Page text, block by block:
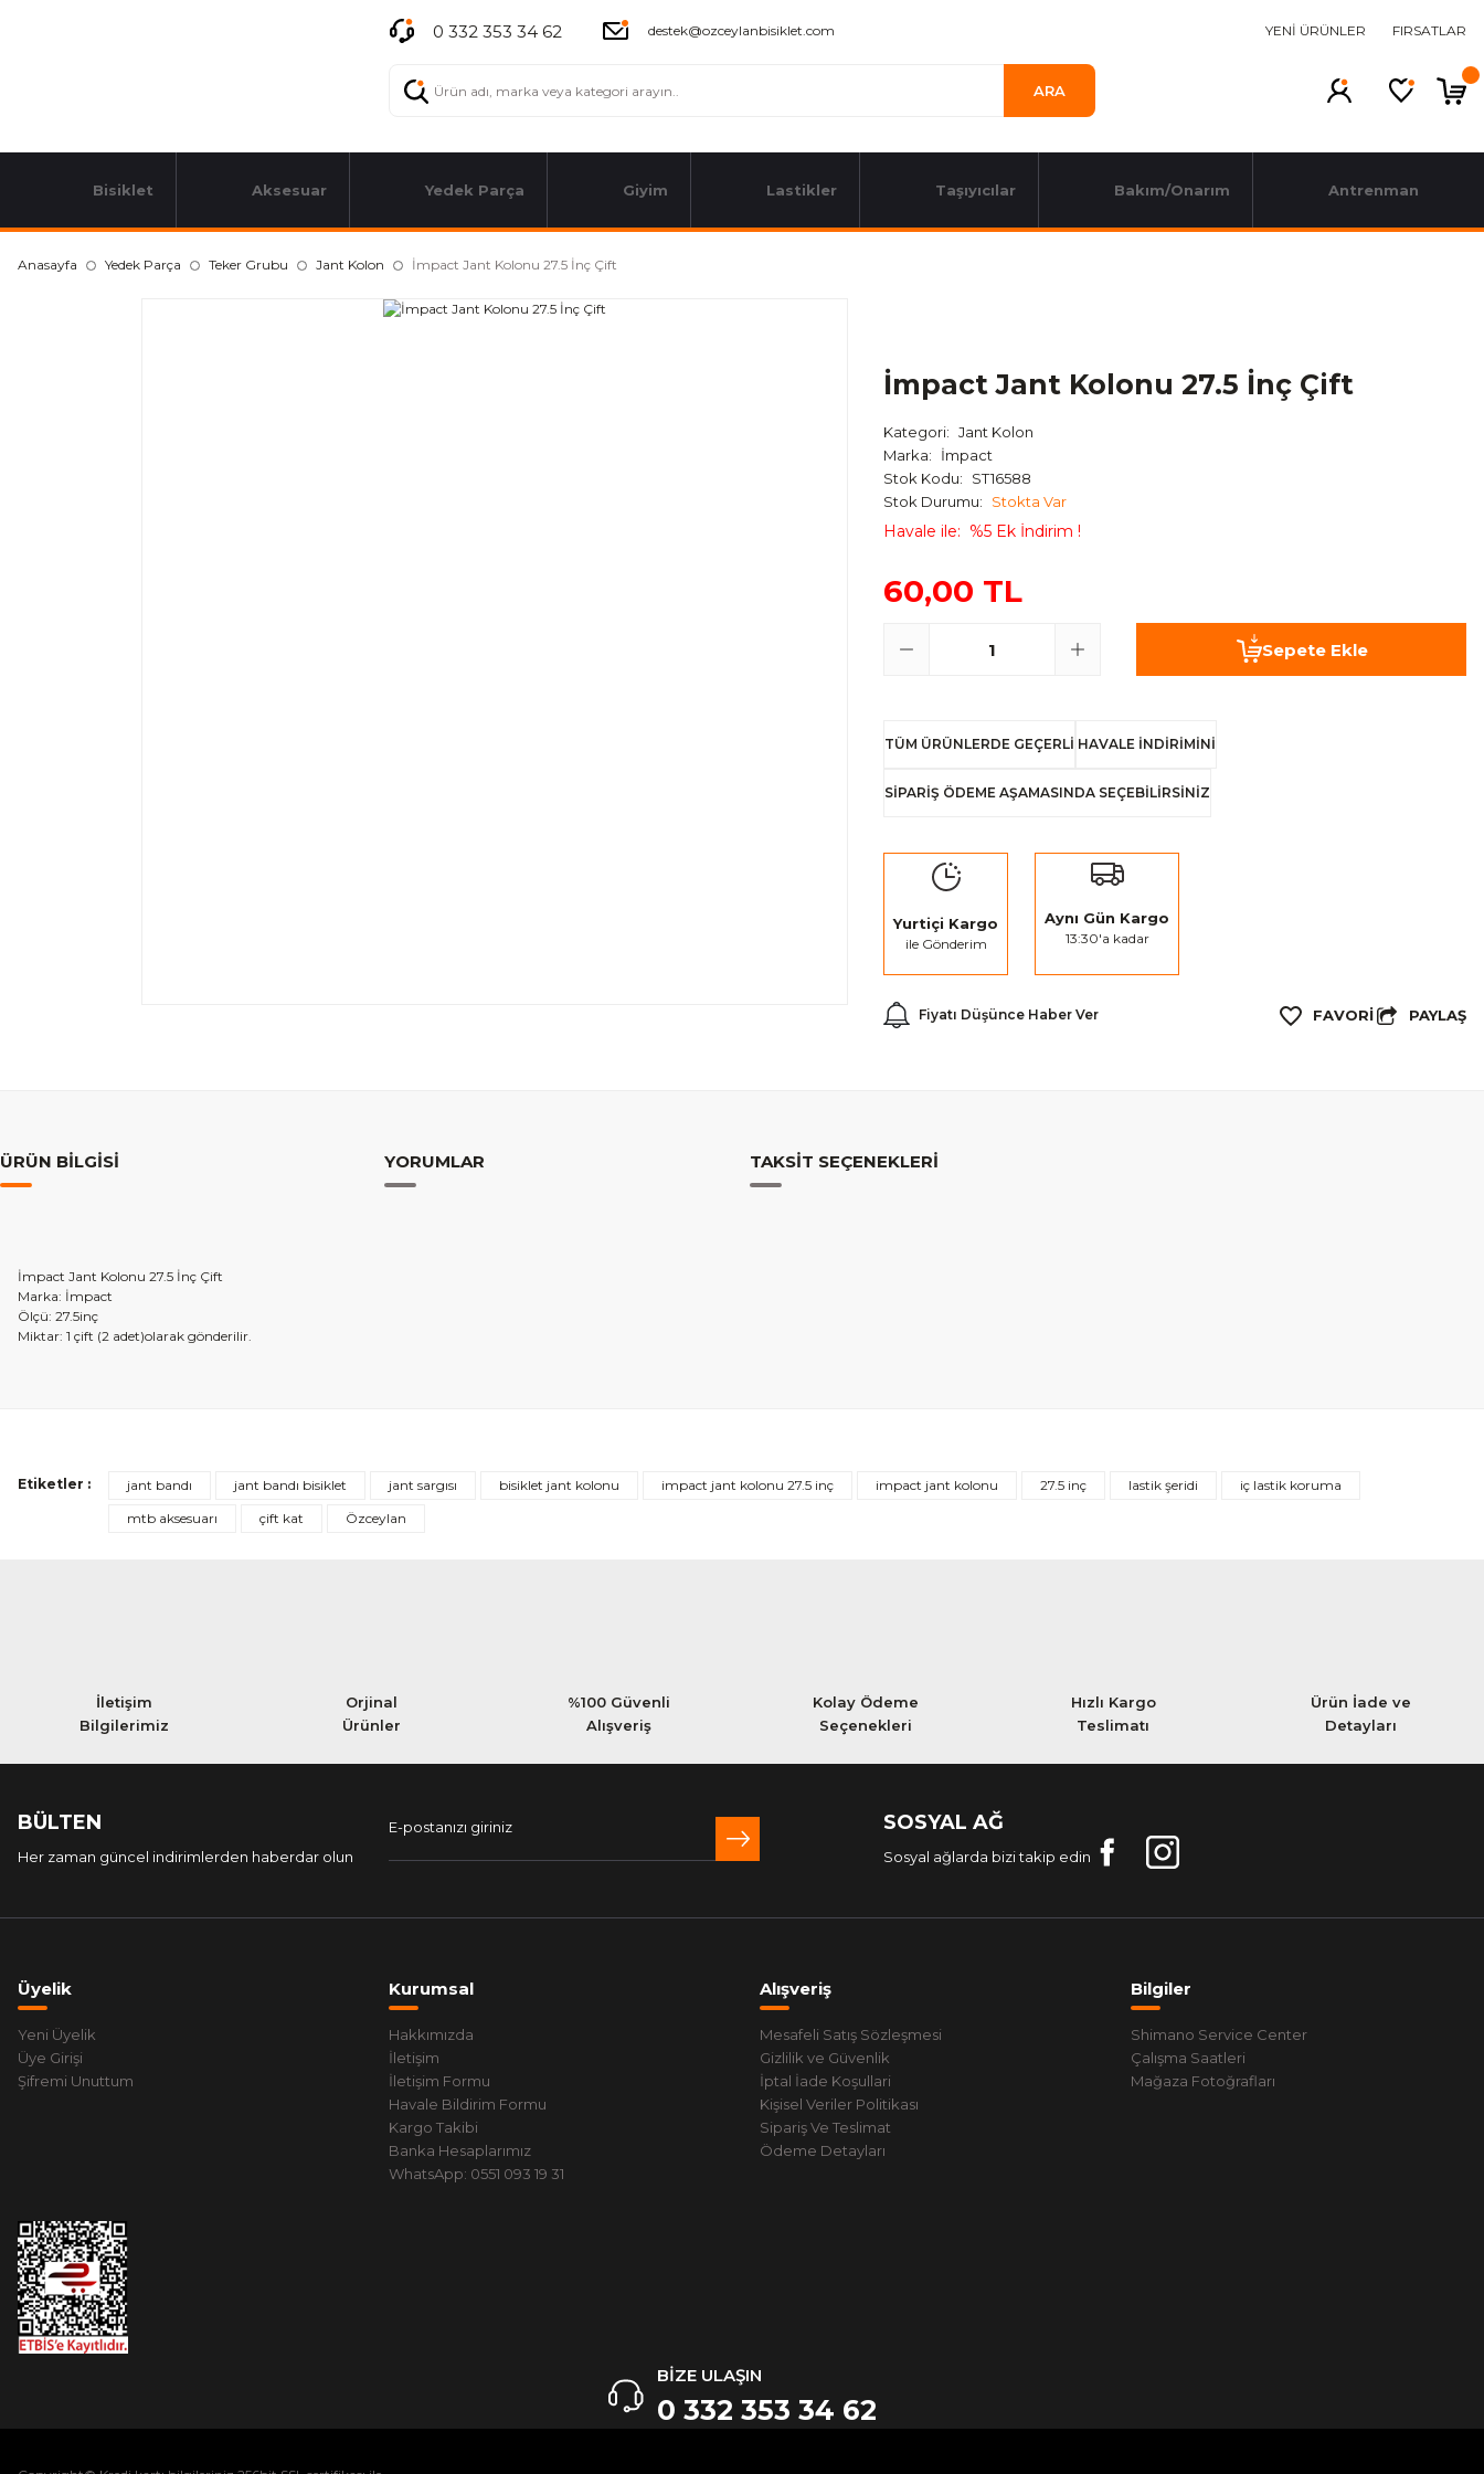
0 332 353 34 62 destek@ozceylanbisiklet.com YENİ ÜRÜNLER FIRSATLAR
ARA
Bisiklet Aksesuar Yedek Parça Giyim Lastikler Taşıyıcılar Bakım/Onarım Antrenman
Anasayfa Yedek Parça Teker Grubu Jant Kolon İmpact Jant Kolonu 27.5 İnç Çift
İmpact Jant Kolonu 27.5 İnç Çift
Kategori
Jant Kolon
Marka
İmpact
Stok Kodu
ST16588
Stok Durumu
Stokta Var
Havale ile %5 Ek İndirim !
60,00 TL
Sepete Ekle
TÜM ÜRÜNLERDE GEÇERLİ HAVALE İNDİRİMİNİ
SİPARİŞ ÖDEME AŞAMASINDA SEÇEBİLİRSİNİZ
Yurtiçi Kargo
ile Gönderim
Aynı Gün Kargo
13:30'a kadar
Fiyatı Düşünce Haber Ver PAYLAŞ
ÜRÜN BILGISI YORUMLAR TAKSIT SEÇENEKLERI
İmpact Jant Kolonu 27.5 İnç Çift
Marka: İmpact
Ölçü: 27.5inç
Miktar: 1 çift (2 adet)olarak gönderilir.
Etiketler : jant bandı jant bandı bisiklet jant sargısı bisiklet jant kolonu impact jant kolonu 27.5 inç impact jant kolonu 27.5 inç lastik şeridi
iç lastik koruma
mtb aksesuarı
çift kat Özceylan
İletişim
Bilgilerimiz
Orjinal
Ürünler
%100 Güvenli
Alışveriş
Kolay Ödeme
Seçenekleri
Hızlı Kargo
Teslimatı
Ürün İade ve
Detayları
BÜLTEN
Her zaman güncel indirimlerden haberdar olun
SOSYAL AĞ
Sosyal ağlarda bizi takip edin
Üyelik
Yeni Üyelik
Üye Girişi
Şifremi Unuttum
Kurumsal
Hakkımızda
İletişim
İletişim Formu
Havale Bildirim Formu
Kargo Takibi
Banka Hesaplarımız
WhatsApp: 0551 093 19 31
Alışveriş
Mesafeli Satış Sözleşmesi
Gizlilik ve Güvenlik
İptal İade Koşullari
Kişisel Veriler Politikası
Sipariş Ve Teslimat
Ödeme Detayları
Bilgiler
Shimano Service Center
Çalışma Saatleri
Mağaza Fotoğrafları
BİZE ULAŞIN
0 332 353 34 62